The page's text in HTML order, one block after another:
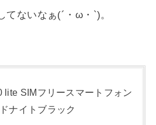
てないなぁ(´・ω・`)。
lite SIMフリースマートフォン
ナイトブラック